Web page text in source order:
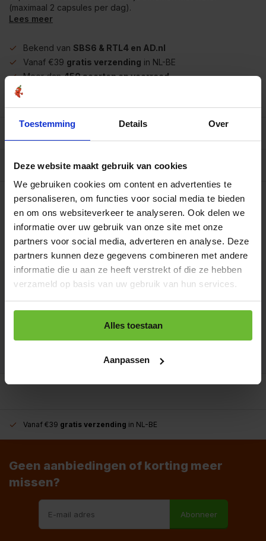
Toestemming Details Over
Deze website maakt gebruik van cookies
We gebruiken cookies om content en advertenties te
personaliseren, om functies voor social media te bieden
en om ons websiteverkeer te analyseren. Ook delen we
informatie over uw gebruik van onze site met onze
partners voor social media, adverteren en analyse. Deze
partners kunnen deze gegevens combineren met andere
informatie die u aan ze heeft verstrekt of die ze hebben
verzameld op basis van uw gebruik van hun services.
Alles toestaan
Aanpassen
(maximaal 2 capsules per dag).
Lees meer
Bekend van SBS6 & RTL4 en AD.nl
Vanaf €39 gratis verzending in NL-BE
Meer dan450 soorten op voorraad
Reviews 0/10
Op werkdagen voor 15.00 uur besteld, dezelfde dag
verzonden.
Mt5529 flesje met
60 capsules
€29,95
Totaal:
Kunnen we je helpen?
Vanaf €39 gratis verzending in NL-BE
Geen aanbiedingen of korting meer
missen?
Abonneer